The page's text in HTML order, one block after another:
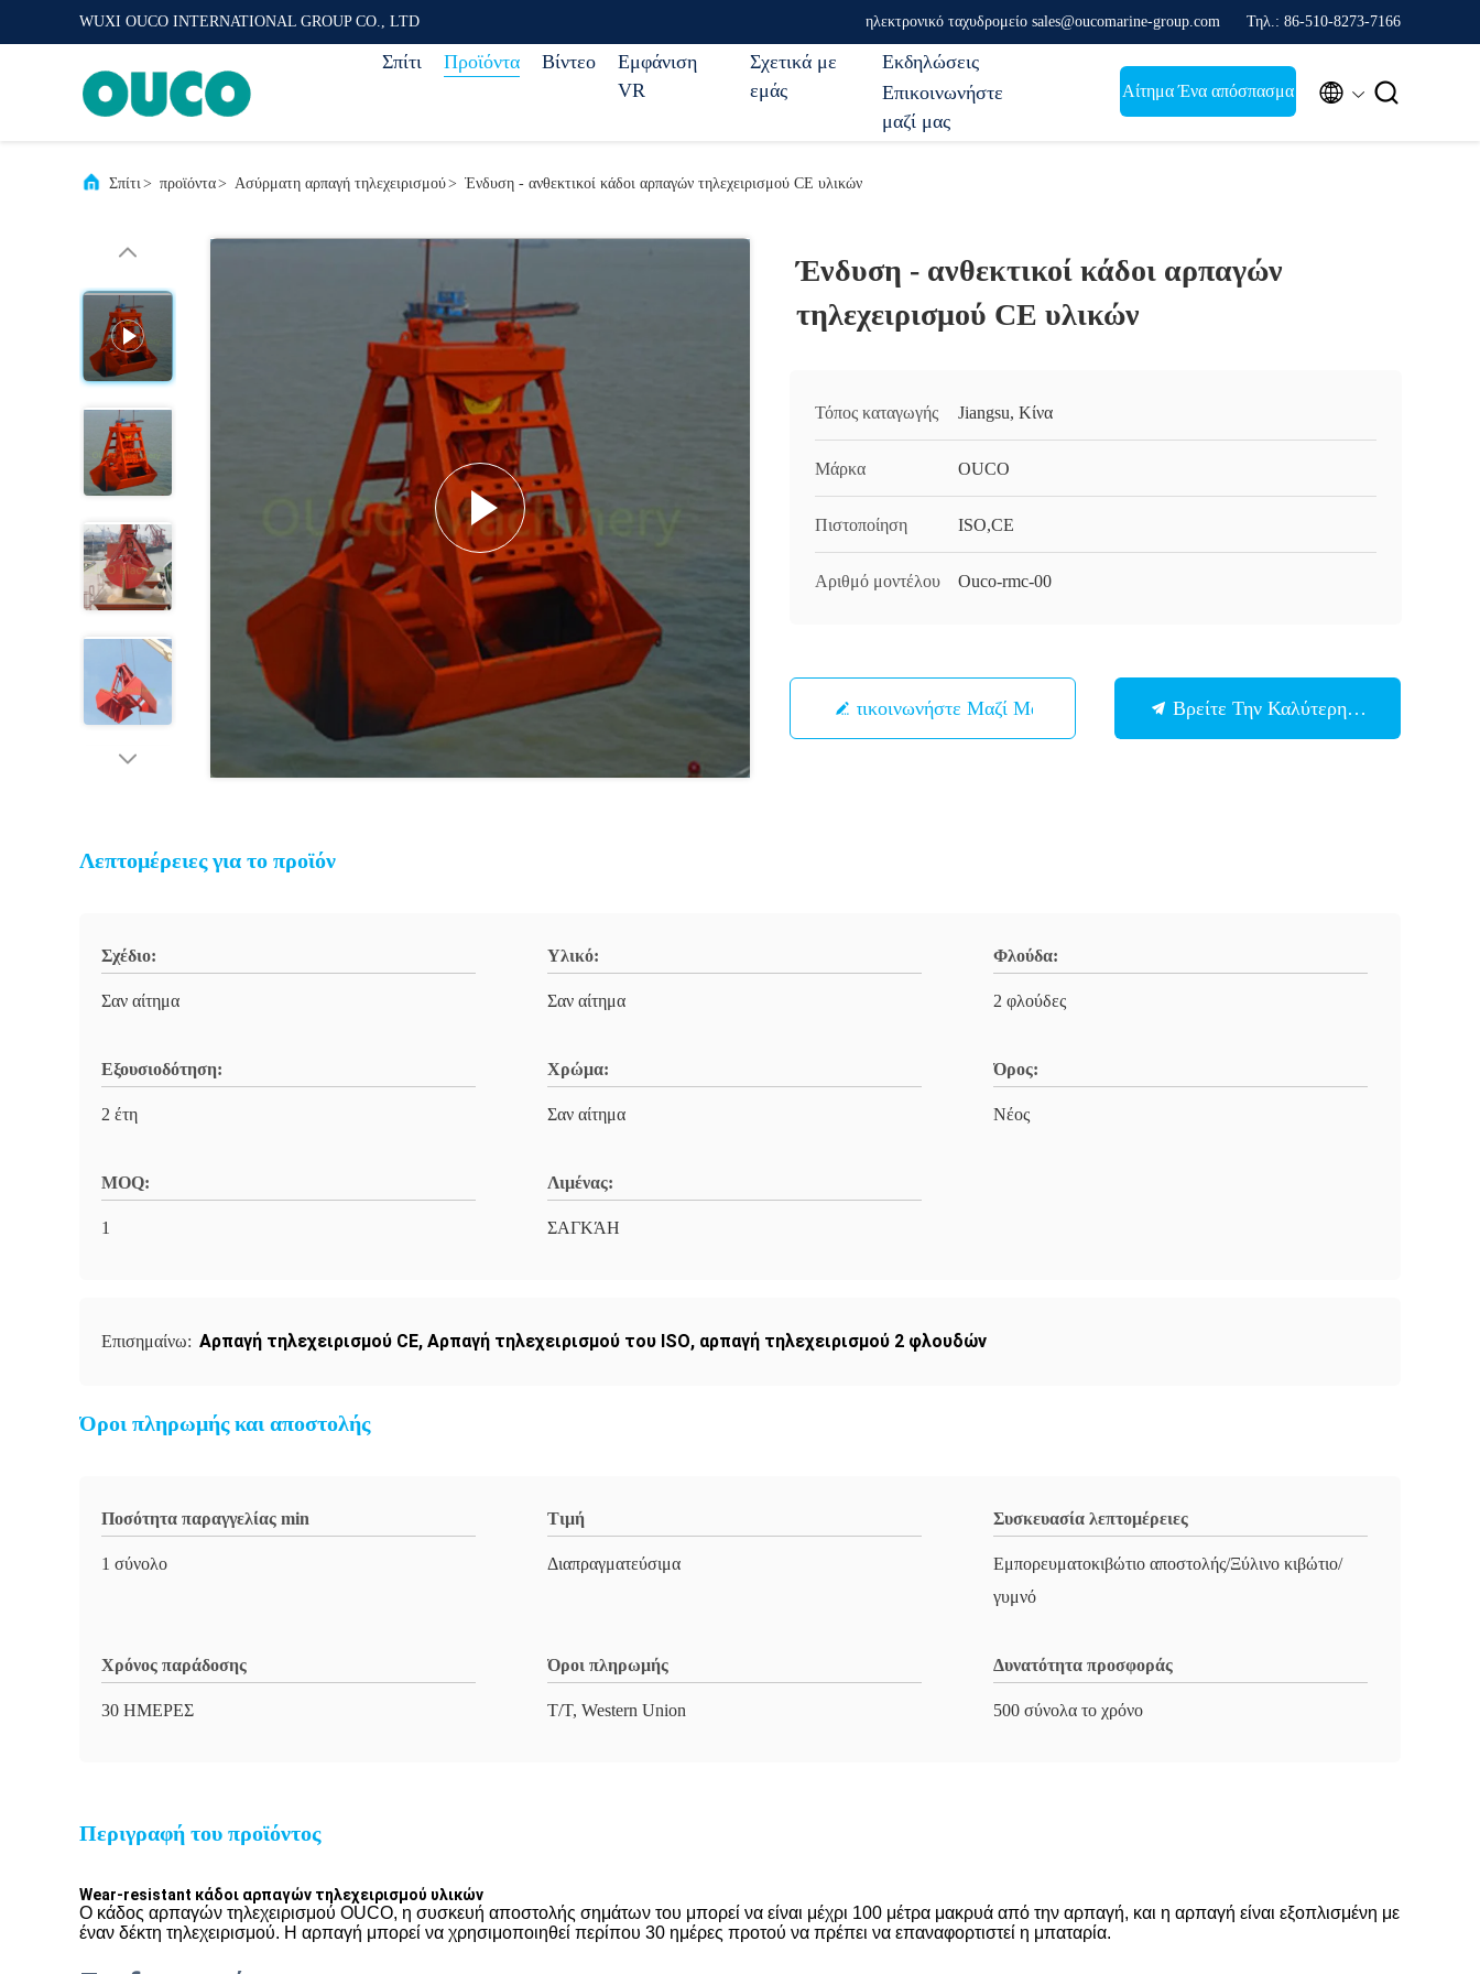
WUXI OUCO INTERNATIONAL GROUP CO., LTD ηλεκτρονικό ταχυδρομείο sales@oucomarine-group.com Τηλ.: 86-510-8273-7166
Σπίτι Προϊόντα Βίντεο
Εμφάνιση
VR
Σχετικά με
εμάς
Εκδηλώσεις
Επικοινωνήστε
μαζί μας
Αίτημα Ένα απόσπασμα  
Σπίτι> προϊόντα> Ασύρματη αρπαγή τηλεχειρισμού> Ένδυση - ανθεκτικοί κάδοι αρπαγών τηλεχειρισμού CE υλικών
Ένδυση - ανθεκτικοί κάδοι αρπαγών
τηλεχειρισμού CE υλικών
Τόπος καταγωγής Jiangsu, Κίνα
Μάρκα OUCO
Πιστοποίηση ISO,CE
Αριθμό μοντέλου Ouco-rmc-00
Επικοινωνήστε Μαζί Μας Βρείτε Την Καλύτερη Τιμή
Λεπτομέρειες για το προϊόν
Σχέδιο:
Σαν αίτημα
Υλικό:
Σαν αίτημα
Φλούδα:
2 φλούδες
Εξουσιοδότηση:
2 έτη
Χρώμα:
Σαν αίτημα
Όρος:
Νέος
MOQ:
1
Λιμένας:
ΣΑΓΚΆΗ
Επισημαίνω: Αρπαγή τηλεχειρισμού CE, Αρπαγή τηλεχειρισμού του ISO, αρπαγή τηλεχειρισμού 2 φλουδών
Όροι πληρωμής και αποστολής
Ποσότητα παραγγελίας min
1 σύνολο
Τιμή
Διαπραγματεύσιμα
Συσκευασία λεπτομέρειες
Εμπορευματοκιβώτιο αποστολής/Ξύλινο κιβώτιο/
γυμνό
Χρόνος παράδοσης
30 ΗΜΕΡΕΣ
Όροι πληρωμής
T/T, Western Union
Δυνατότητα προσφοράς
500 σύνολα το χρόνο
Περιγραφή του προϊόντος
Wear-resistant κάδοι αρπαγών τηλεχειρισμού υλικών
Ο κάδος αρπαγών τηλεχειρισμού OUCO, η συσκευή αποστολής σημάτων του μπορεί να είναι μέχρι 100 μέτρα μακρυά από την αρπαγή, και η αρπαγή είναι εξοπλισμένη με
έναν δέκτη τηλεχειρισμού. Η αρπαγή μπορεί να χρησιμοποιηθεί περίπου 30 ημέρες προτού να πρέπει να επαναφορτιστεί η μπαταρία.